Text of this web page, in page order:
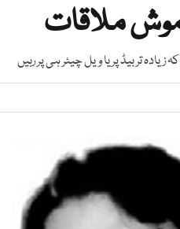
ملاقات
تر بیڈ پر یا ویل چیئر ہی پر رہیں